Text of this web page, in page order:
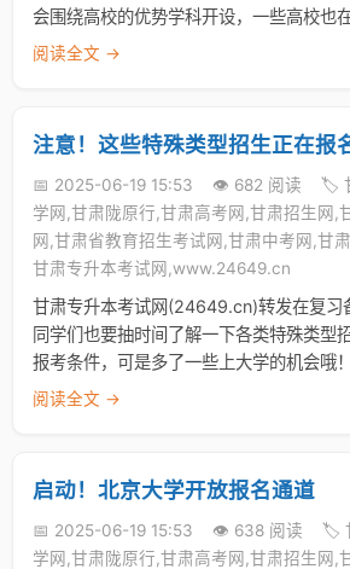
会围绕高校的优势学科开设，一些高校也
阅读全文 →
注意！这些特殊类型招生正在报
📅 2025-06-19 15:53 👁️ 682 阅读
🏷️
学网,甘肃陇原行,甘肃高考网,甘肃招生网,
网,甘肃省教育招生考试网,甘肃中考网,甘
甘肃专升本考试网,www.24649.cn
甘肃专升本考试网(24649.cn)转发在复习
同学们也要抽时间了解一下各类特殊类型
报考条件，可是多了一些上大学的机会哦
阅读全文 →
启动！北京大学开放报名通道
📅 2025-06-19 15:53 👁️ 638 阅读
🏷️
学网,甘肃陇原行,甘肃高考网,甘肃招生网,